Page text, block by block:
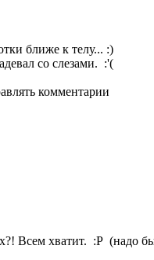
ближе к телу... :)
со слезами. :'(
комментарии
Всем хватит. :P (надо